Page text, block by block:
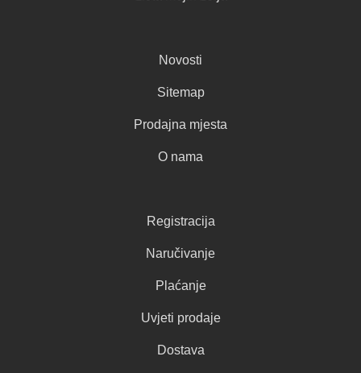
Novosti
Sitemap
Prodajna mjesta
O nama
Registracija
Naručivanje
Plaćanje
Uvjeti prodaje
Dostava